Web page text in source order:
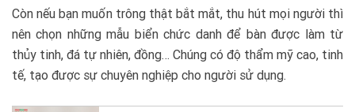
Còn nếu bạn muốn trông thật bắt mắt, thu hút mọi người thì
nên chọn những mẫu biển chức danh để bàn được làm từ
thủy tinh, đá tự nhiên, đồng… Chúng có độ thẩm mỹ cao, tinh
tế, tạo được sự chuyên nghiệp cho người sử dụng.